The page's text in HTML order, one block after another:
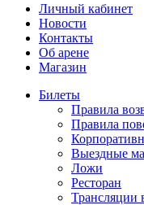
Личный кабинет
Новости
Контакты
Об арене
Магазин
Билеты
Правила
Правила
Выездные
Ложи
Ресторан
Трансляции